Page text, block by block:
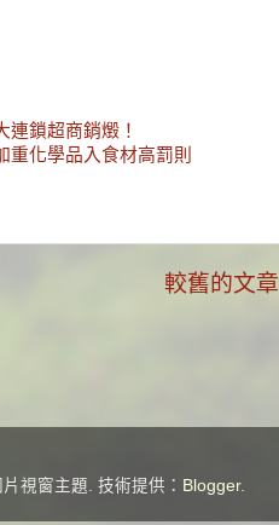
鎖超商銷燬！
化學品入食材高罰則
較舊的文章
片視窗主題. 技術提供： Blogger.